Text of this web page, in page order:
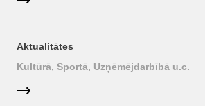
Aktualitātes
Kultūrā, Sportā, Uzņēmējdarbībā u.c.